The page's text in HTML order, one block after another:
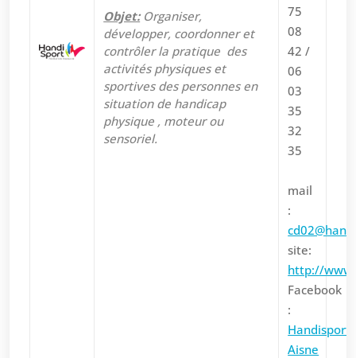
Objet: Organiser,
développer, coordonner et
contrôler la pratique des
activités physiques et
sportives des personnes en
situation de handicap
physique , moteur ou
sensoriel.
75
08
42 /
06
03
35
32
35
mail
:
site:
http://
Facebook
:
Handisport-
Aisne